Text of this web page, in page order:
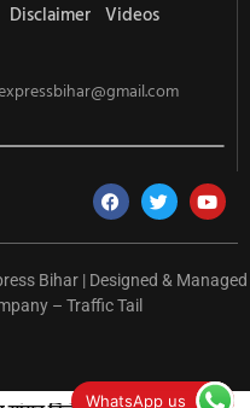
Disclaimer Videos
Bihar | Designed & Managed
– Traffic Tail
WhatsApp us